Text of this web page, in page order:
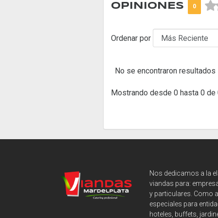
OPINIONES 0
Ordenar por
No se encontraron resultados
Mostrando desde 0 hasta 0
Nos dedicamos a la
viandas para:
y particulares. Como
especiales para
hoteles, buffets,